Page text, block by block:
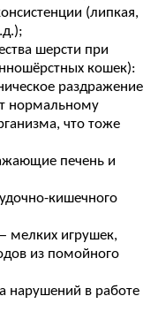
(липкая,
шерсти при
кошек):
раздражение
нормальному
что тоже
печень и
кишечного
мелких игрушек,
из помойного
нарушений в работе